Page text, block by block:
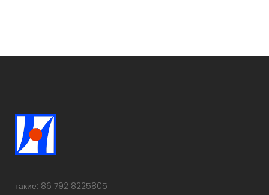
такие: 86 792 8225805